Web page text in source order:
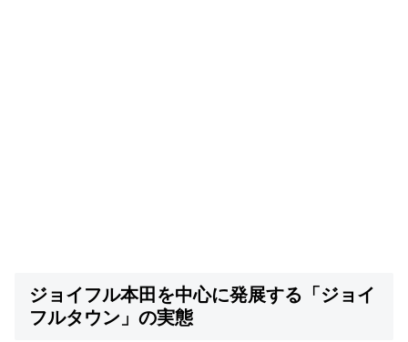
ジョイフル本田を中心に発展する「ジョイ
フルタウン」の実態